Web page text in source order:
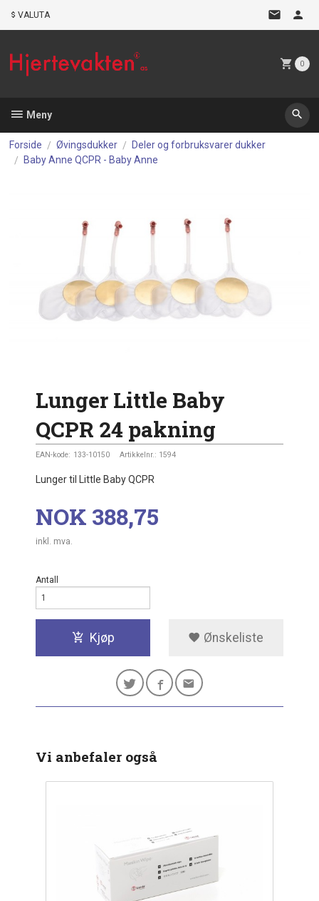
VALUTA
0
Meny
Forside Øvingsdukker
Deler og forbruksvarer dukker
Baby Anne QCPR - Baby Anne
Lunger Little Baby
QCPR 24 pakning
EAN-kode: 133-10150 Artikkelnr.: 1594
Lunger til Little Baby QCPR
Pris
NOK 388,75
inkl. mva.
Antall
Kjøp Ønskeliste
Vi anbefaler også